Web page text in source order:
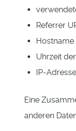
Referrer
Hostname
Uhrzeit
IP-Adresse
Eine
anderen